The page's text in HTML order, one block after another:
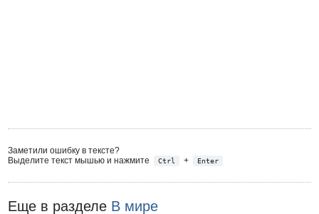
Заметили ошибку в тексте?
Выделите текст мышью и нажмите
Ctrl + Enter
Еще в разделе В мире